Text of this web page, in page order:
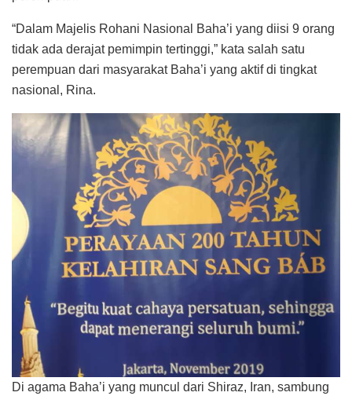
“Dalam Majelis Rohani Nasional Baha’i yang diisi 9 orang
tidak ada derajat pemimpin tertinggi,” kata salah satu
perempuan dari masyarakat Baha’i yang aktif di tingkat
nasional, Rina.
Di agama Baha’i yang muncul dari Shiraz, Iran, sambung